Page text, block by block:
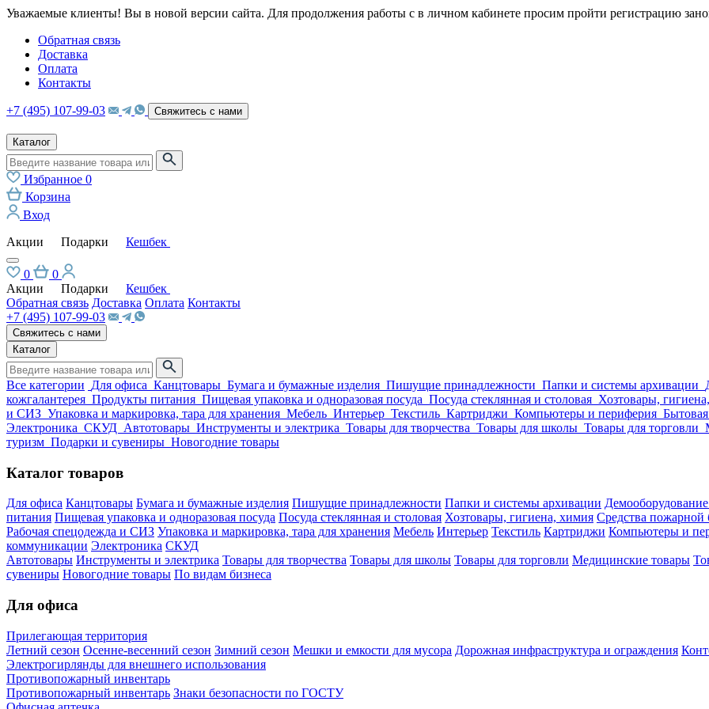
Уважаемые клиенты! Вы в новой версии сайта. Для продолжения работы с в личном кабинете просим пройти регистрацию
Обратная связь
Доставка
Оплата
Контакты
+7 (495) 107-99-03 Свяжитесь с нами
Каталог
Избранное 0
Корзина
Вход
Акции
Подарки Кешбек
0
0
Акции
Подарки
Кешбек
Обратная связь Доставка Оплата Контакты
+7 (495) 107-99-03
Свяжитесь с нами
Каталог
Все категории Для офиса Канцтовары Бумага и бумажные изделия Пишущие принадлежности Папки и системы архивации
кожгалантерея Продукты питания Пищевая упаковка и одноразовая посуда Посуда стеклянная и столовая Хозтовары,
и СИЗ Упаковка и маркировка, тара для хранения Мебель Интерьер Текстиль Картриджи Компьютеры и периферия
Электроника СКУД Автотовары Инструменты и электрика Товары для творчества Товары для школы Товары для торговли
туризм Подарки и сувениры Новогодние товары
Каталог товаров
Для офиса Канцтовары Бумага и бумажные изделия Пишущие принадлежности Папки и системы архивации
питания Пищевая упаковка и одноразовая посуда Посуда стеклянная и столовая Хозтовары, гигиена, химия Средства пожарной
Рабочая спецодежда и СИЗ Упаковка и маркировка, тара для хранения Мебель Интерьер Текстиль Картриджи Компьютеры и
коммуникации Электроника СКУД
Автотовары Инструменты и электрика Товары для творчества Товары для школы Товары для торговли Медицинские товары
сувениры Новогодние товары По видам бизнеса
Для офиса
Прилегающая территория
Летний сезон Осенне-весенний сезон Зимний сезон Мешки и емкости для мусора Дорожная инфраструктура и ограждения
Электрогирлянды для внешнего использования
Противопожарный инвентарь
Противопожарный инвентарь Знаки безопасности по ГОСТУ